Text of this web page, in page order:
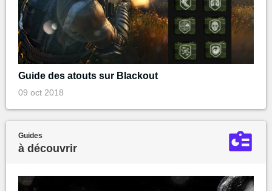
Guide des atouts sur Blackout
09 oct 2018
Guides
à découvrir